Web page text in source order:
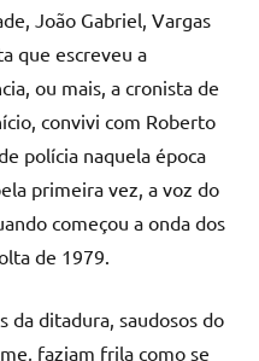
João Gabriel, Vargas
que escreveu a
ou mais, a cronista de
convivi com Roberto
polícia naquela época
primeira vez, a voz do
começou a onda dos
de 1979.
da ditadura, saudosos do
faziam frila como se